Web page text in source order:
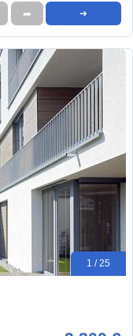
➦ ➜
1 / 25